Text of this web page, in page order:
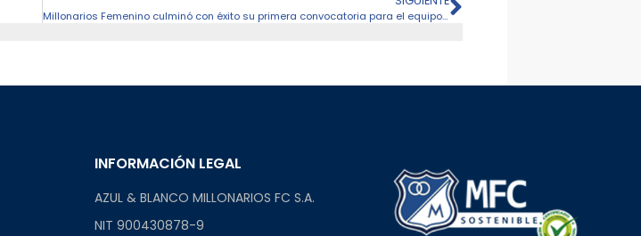
Millonarios Femenino culminó con éxito su primera convocatoria para el equipo profesional
INFORMACIÓN LEGAL
AZUL & BLANCO MILLONARIOS FC S.A.
NIT 900430878-9